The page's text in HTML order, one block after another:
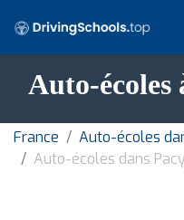
Auto-écoles
France
Auto-écoles
Auto-écoles dans